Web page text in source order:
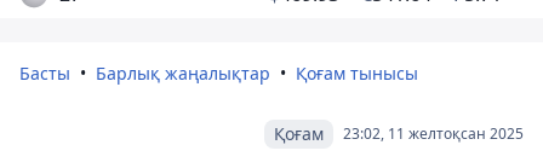
Басты Барлық жаңалықтар Қоғам тынысы
23:02, 11 желтоқсан 2025
Қоғам